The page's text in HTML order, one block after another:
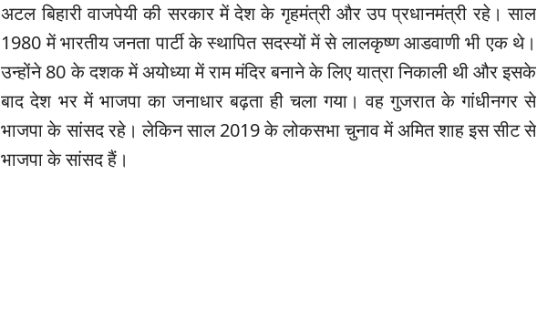
अटल बिहारी वाजपेयी की सरकार में देश के गृहमंत्री और उप प्रधानमंत्री रहे। साल
1980 में भारतीय जनता पार्टी के स्थापित सदस्यों में से लालकृष्ण आडवाणी भी एक थे।
उन्होंने 80 के दशक में अयोध्या में राम मंदिर बनाने के लिए यात्रा निकाली थी और इसके
बाद देश भर में भाजपा का जनाधार बढ़ता ही चला गया। वह गुजरात के गांधीनगर से
भाजपा के सांसद रहे। लेकिन साल 2019 के लोकसभा चुनाव में अमित शाह इस सीट से
भाजपा के सांसद हैं।